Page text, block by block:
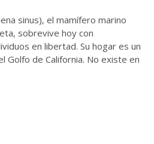
sinus), el mamífero marino
sobrevive hoy con
en libertad. Su hogar es un
Golfo de California. No existe en